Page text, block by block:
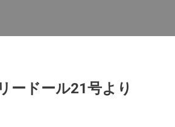
ードール21号より